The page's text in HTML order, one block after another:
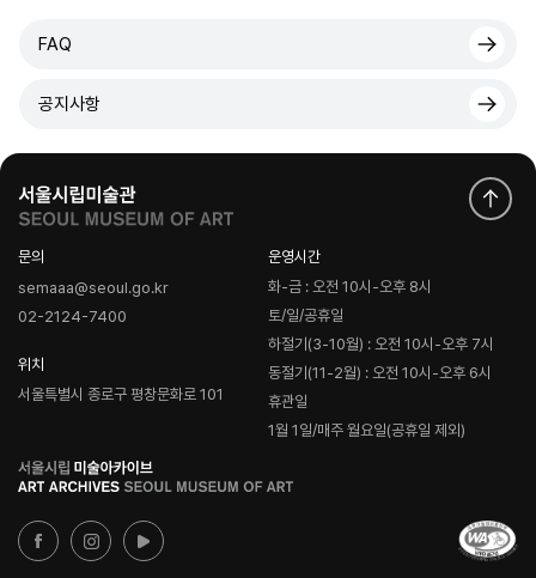
FAQ
공지사항
문의
semaaa@seoul.go.kr
02-2124-7400
위치
서울특별시 종로구 평창문화로 101
운영시간
화-금 : 오전 10시-오후 8시
토/일/공휴일
하절기(3-10월) : 오전 10시-오후 7시
동절기(11-2월) : 오전 10시-오후 6시
휴관일
1월 1일/매주 월요일(공휴일 제외)
로
고